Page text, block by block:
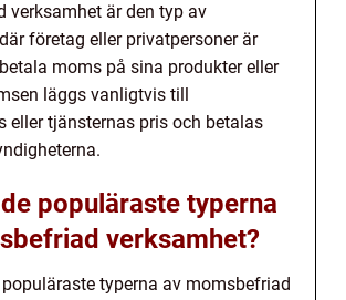
verksamhet är den typ av
företag eller privatpersoner är
moms på sina produkter eller
läggs vanligtvis till
eller tjänsternas pris och betalas
populäraste typerna
verksamhet?
populäraste typerna av momsbefriad